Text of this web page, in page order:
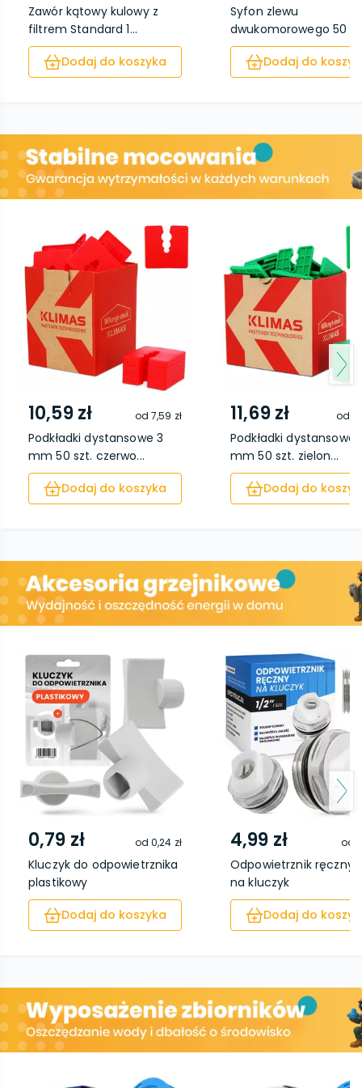
Zawór kątowy kulowy z
filtrem Standard 1...
Dodaj do koszyka
Syfon zlewu
dwukomorowego 50
plastik ...
Dodaj do
10,59 zł od7,59 zł
Podkładki dystansowe 3
mm 50 szt. czerwo...
Dodaj do koszyka
11,69 zł od
Podkładki dystansowe
mm 50 szt. zielon...
Dodaj do
0,79 zł od0,24 zł
Kluczyk do odpowietrznika
plastikowy
Dodaj do koszyka
4,99 zł od
Odpowietrznik ręczny
na kluczyk
Dodaj do